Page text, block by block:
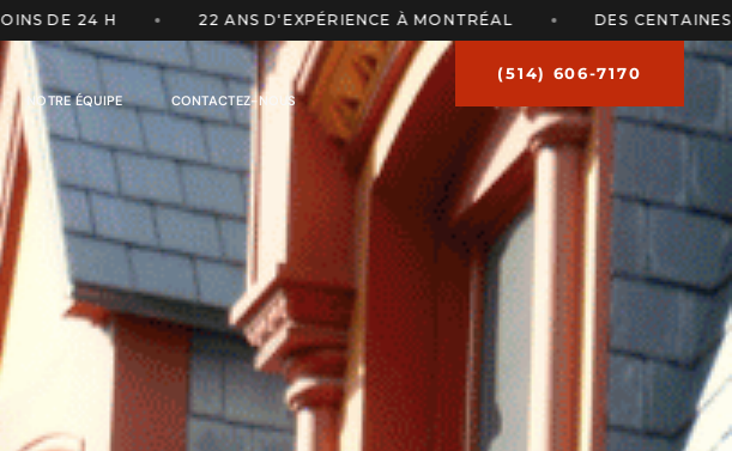
22 ANS D'EXPÉRIENCE À MONTRÉAL DES CENTAINES DE TRANSACTIONS À
NOTRE ÉQUIPE CONTACTEZ-NOUS
(514) 606-7170